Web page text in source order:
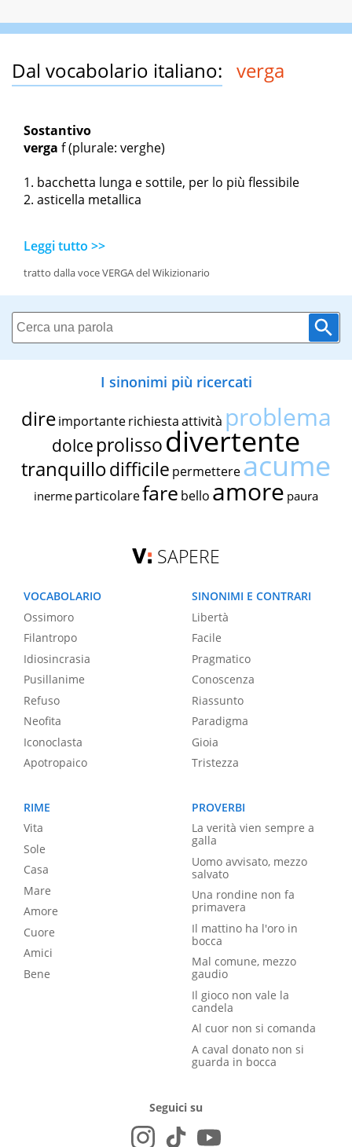
Dal vocabolario italiano: verga
Sostantivo
verga f(plurale: verghe)
bacchetta lunga e sottile, per lo più flessibile
asticella metallica
Leggi tutto >>
tratto dalla voce VERGA del Wikizionario
I sinonimi più ricercati
dire importante richiestaattività problema
dolce prolissodivertente
tranquillodifficile permettereacume
inerme particolarefare bello amore paura
SAPERE
VOCABOLARIO
Ossimoro
Filantropo
Idiosincrasia
Pusillanime
Refuso
Neofita
Iconoclasta
Apotropaico
SINONIMI E CONTRARI
Libertà
Facile
Pragmatico
Conoscenza
Riassunto
Paradigma
Gioia
Tristezza
RIME
Vita
Sole
Casa
Mare
Amore
Cuore
Amici
Bene
PROVERBI
La verità vien sempre a
galla
Uomo avvisato, mezzo
salvato
Una rondine non fa
primavera
Il mattino ha l'oro in
bocca
Mal comune, mezzo
gaudio
Il gioco non vale la
candela
Al cuor non si comanda
A caval donato non si
guarda in bocca
Seguici su